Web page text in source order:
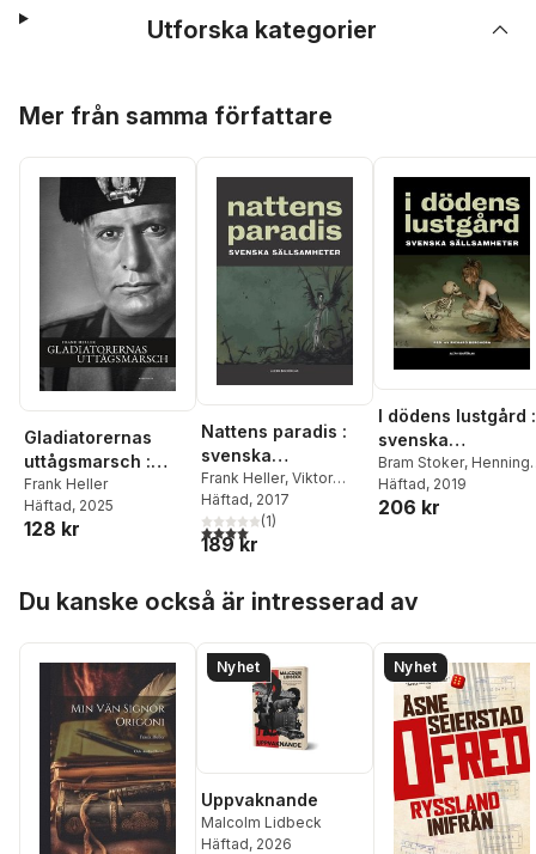
Utforska kategorier
Mer från samma författare
Gladiatorernas
uttågsmarsch :
anteckningar från
Italien 1939–43
Frank Heller
Häftad, 2025
128 kr
Nattens paradis :
svenska
sällsamheter
Frank Heller, Viktor
Rydberg,Zacharias
Topelius,Runar Schildt
Anders Celsius
Per Gustaf Berg,
Falstaff Fakir
Wallengren,Hugo
Häftad, 2017
4,0utav 5 stjärnor. Totalt antal röster:
(1)
189 kr
I dödens lustgård :
svenska
sällsamheter
Bram Stoker, Henning
Berger, Zacharias
Topelius
Häftad, 2019
206 kr
Du kanske också är intresserad av
Nyhet
Uppvaknande
Malcolm Lidbeck
Häftad, 2026
Nyhet